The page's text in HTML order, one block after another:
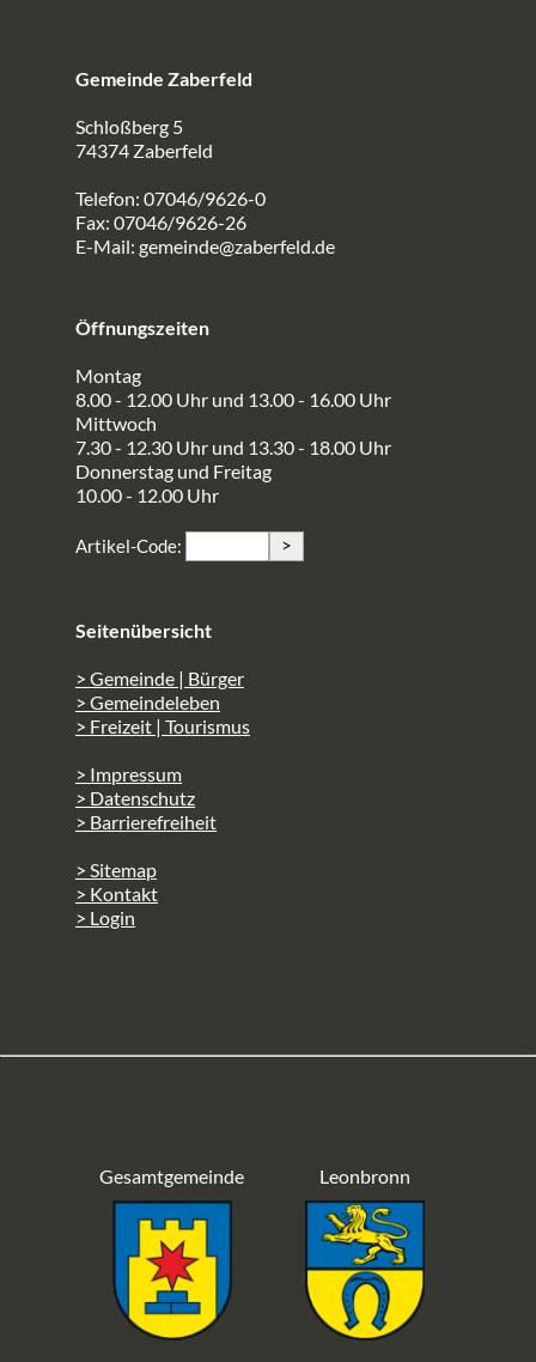
Gemeinde Zaberfeld
Schloßberg 5
74374 Zaberfeld
Telefon: 07046/9626-0
Fax: 07046/9626-26
E-Mail: gemeinde@zaberfeld.de
Öffnungszeiten
Montag
8.00 - 12.00 Uhr und 13.00 - 16.00 Uhr
Mittwoch
7.30 - 12.30 Uhr und 13.30 - 18.00 Uhr
Donnerstag und Freitag
10.00 - 12.00 Uhr
Artikel-Code: >
Seitenübersicht
> Gemeinde | Bürger
> Gemeindeleben
> Freizeit | Tourismus
> Impressum
> Datenschutz
> Barrierefreiheit
> Sitemap
> Kontakt
> Login
Gesamtgemeinde Leonbronn